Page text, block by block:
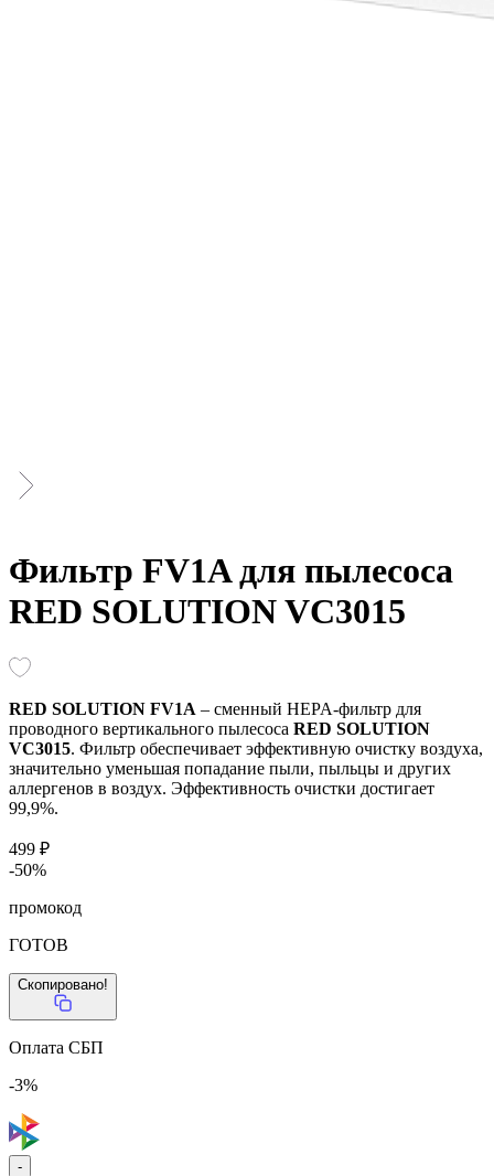
Фильтр FV1A для пылесоса
RED SOLUTION VC3015
RED SOLUTION FV1A – сменный HEPA-фильтр для
проводного вертикального пылесоса RED SOLUTION
VC3015. Фильтр обеспечивает эффективную очистку воздуха,
значительно уменьшая попадание пыли, пыльцы и других
аллергенов в воздух. Эффективность очистки достигает
99,9%.
499 ₽
-50%
промокод
ГОТОВ
Скопировано!
Оплата СБП
-3%
-